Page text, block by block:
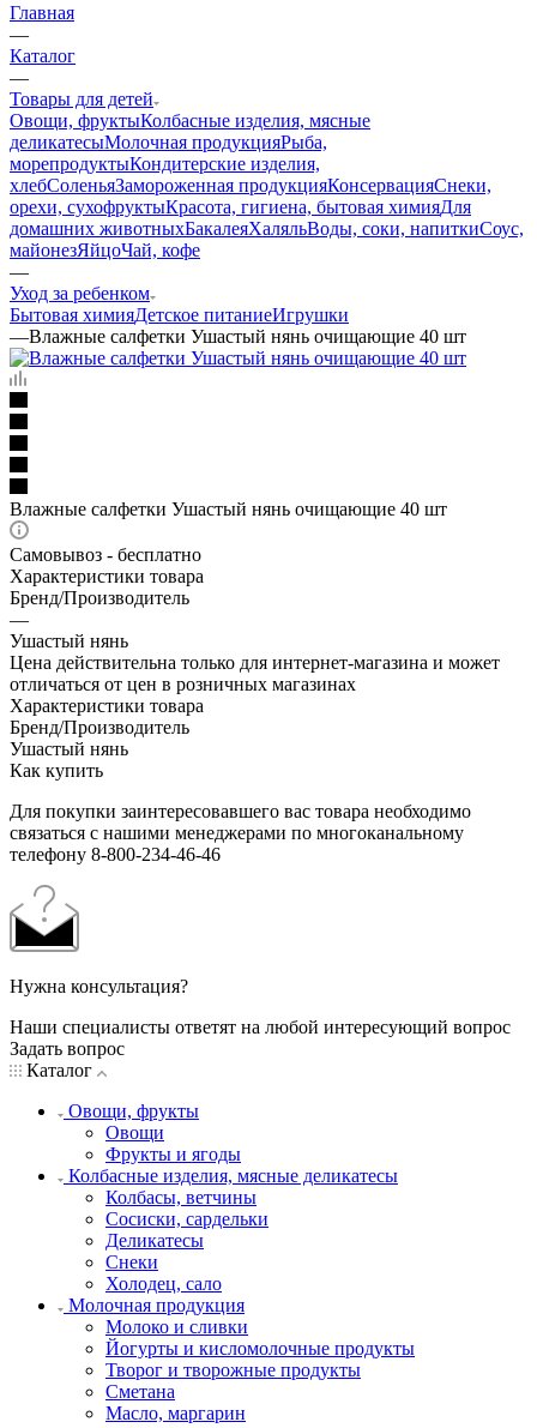
Главная
—
Каталог
—
Товары для детей
Овощи, фруктыКолбасные изделия, мясные
деликатесыМолочная продукцияРыба,
морепродуктыКондитерские изделия,
хлебСоленьяЗамороженная продукцияКонсервацияСнеки,
орехи, сухофруктыКрасота, гигиена, бытовая химияДля
домашних животныхБакалеяХаляльВоды, соки, напиткиСоус,
майонезЯйцоЧай, кофе
—
Уход за ребенком
Бытовая химияДетское питаниеИгрушки
—Влажные салфетки Ушастый нянь очищающие 40 шт
Влажные салфетки Ушастый нянь очищающие 40 шт
Самовывоз - бесплатно
Характеристики товара
Бренд/Производитель
—
Ушастый нянь
Цена действительна только для интернет-магазина и может
отличаться от цен в розничных магазинах
Характеристики товара
Бренд/Производитель
Ушастый нянь
Как купить
Для покупки заинтересовавшего вас товара необходимо
связаться с нашими менеджерами по многоканальному
телефону 8-800-234-46-46
Нужна консультация?
Наши специалисты ответят на любой интересующий вопрос
Задать вопрос
Каталог
Овощи, фрукты
Овощи
Фрукты и ягоды
Колбасные изделия, мясные деликатесы
Колбасы, ветчины
Сосиски, сардельки
Деликатесы
Снеки
Холодец, сало
Молочная продукция
Молоко и сливки
Йогурты и кисломолочные продукты
Творог и творожные продукты
Сметана
Масло, маргарин